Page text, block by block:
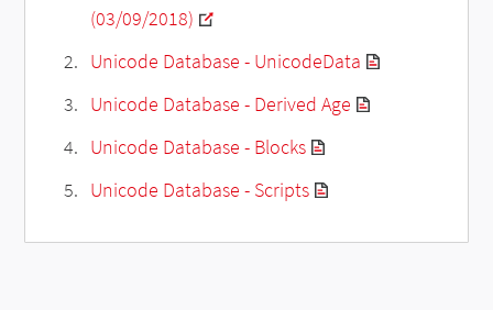
(03/09/2018)
Unicode Database - UnicodeData
Unicode Database - Derived Age
Unicode Database - Blocks
Unicode Database - Scripts